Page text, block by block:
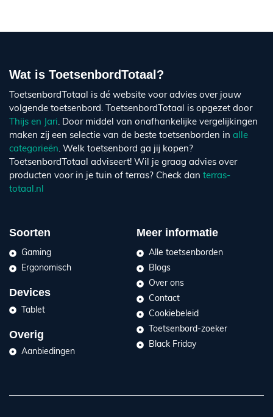
Wat is ToetsenbordTotaal?
ToetsenbordTotaal is dé website voor advies over jouw
volgende toetsenbord. ToetsenbordTotaal is opgezet door
Thijs en Jari. Door middel van onafhankelijke vergelijkingen
maken zij een selectie van de beste toetsenborden in alle
categorieën. Welk toetsenbord ga jij kopen?
ToetsenbordTotaal adviseert! Wil je graag advies over
producten voor in je tuin of terras? Check dan terras-
totaal.nl
Soorten
Gaming
Ergonomisch
Devices
Tablet
Overig
Aanbiedingen
Meer informatie
Alle toetsenborden
Blogs
Over ons
Contact
Cookiebeleid
Toetsenbord-zoeker
Black Friday